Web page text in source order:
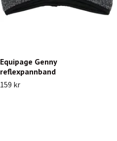
Equipage Genny
reflexpannband
159 kr